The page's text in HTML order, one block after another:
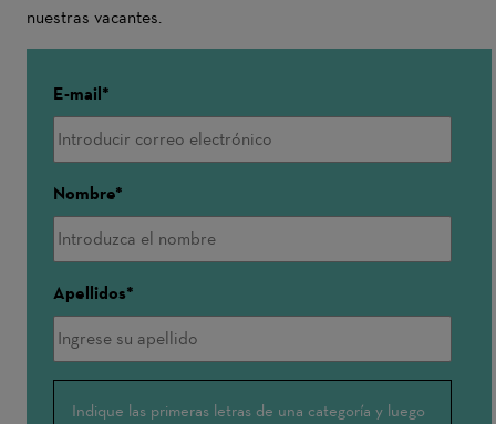
nuestras vacantes.
E-mail
Nombre
Apellidos
Me
Indique las primeras letras de una categoría y luego